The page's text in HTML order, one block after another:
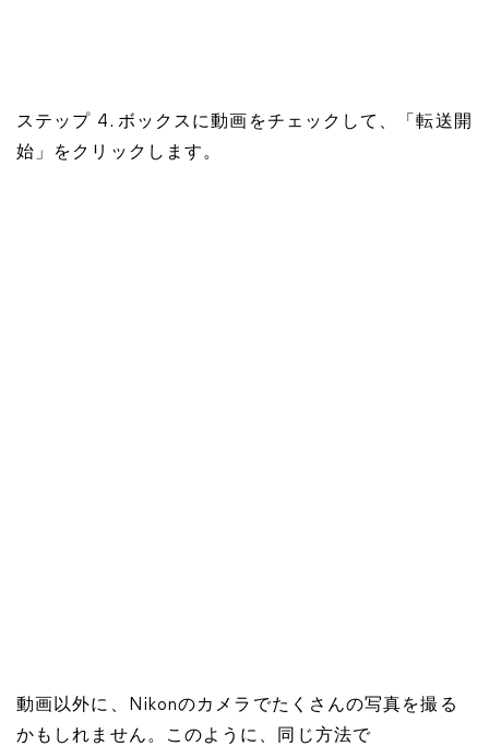
ステップ 4. ボックスに動画をチェックして、「転送開
始」をクリックします。
動画以外に、Nikonのカメラでたくさんの写真を撮る
かもしれません。このように、同じ方法で